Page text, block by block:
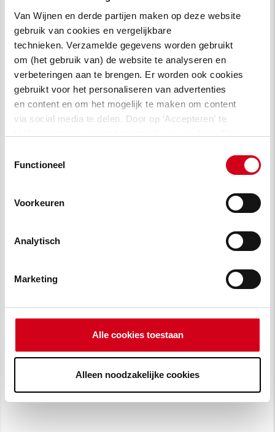
Van Wijnen en derde partijen maken op deze website
gebruik van cookies en vergelijkbare
technieken. Verzamelde gegevens worden gebruikt
om (het gebruik van) de website te analyseren en
verbeteringen aan te brengen. Er worden ook cookies
gebruikt voor het personaliseren van advertenties
en content en om het mogelijk te maken om content
via social media te delen. Door op ‘Accepteren’ te
vragen lees je in
Functioneel
Voorkeuren
Analytisch
Marketing
Alle cookies toestaan
Alleen noodzakelijke cookies